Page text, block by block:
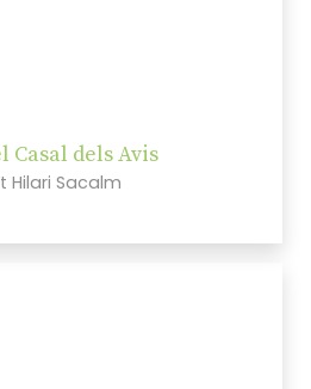
Casal dels Avis
Hilari Sacalm